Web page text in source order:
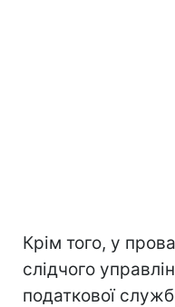
Крім того, у
слідчого
податкової